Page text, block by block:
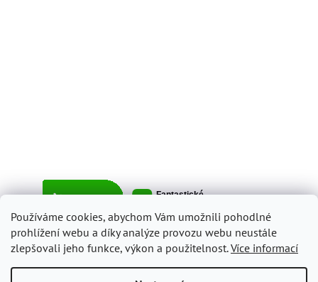
Používáme cookies, abychom Vám umožnili pohodlné
prohlížení webu a díky analýze provozu webu neustále
zlepšovali jeho funkce, výkon a použitelnost.Více informací